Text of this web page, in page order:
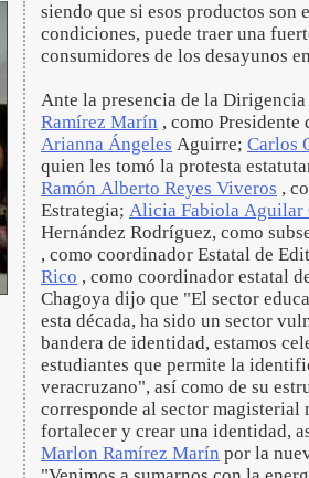
siendo que si esos productos son
condiciones, puede traer una
consumidores de los desayunos
Ante la presencia de la
Ramírez Marín , como Presidente
Arianna Ángeles Aguirre; Carlos
quien les tomó la protesta
Ramón Alberto Reyes Viveros ,
Estrategia; Alicia Fabiola Aguilar
Hernández Rodríguez, como
, como coordinador Estatal de
Rico , como coordinador estatal
Chagoya dijo que "El sector
esta década, ha sido un sector
bandera de identidad, estamos
estudiantes que permite la
veracruzano", así como de su
corresponde al sector magisterial
fortalecer y crear una identidad,
Marlon Ramírez Marín por la